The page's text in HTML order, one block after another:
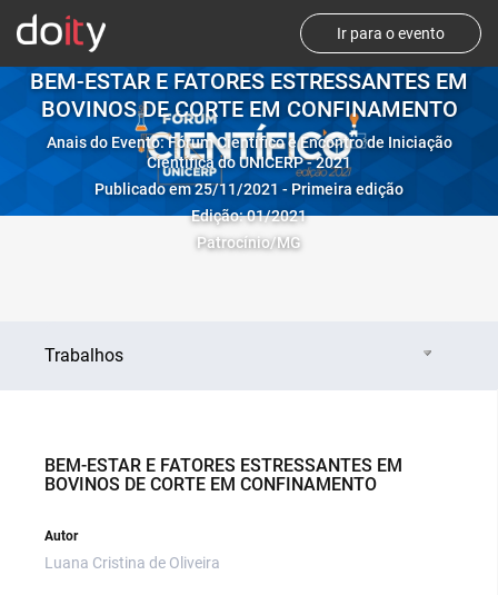
Ir para o evento
BEM-ESTAR E FATORES ESTRESSANTES EM
BOVINOS DE CORTE EM CONFINAMENTO
Anais do Evento: Fórum Científico e Encontro de Iniciação
Científica do UNICERP - 2021
Publicado em 25/11/2021 - Primeira edição
Edição: 01/2021
Patrocínio/MG
Trabalhos
BEM-ESTAR E FATORES ESTRESSANTES EM
BOVINOS DE CORTE EM CONFINAMENTO
Autor
Luana Cristina de Oliveira